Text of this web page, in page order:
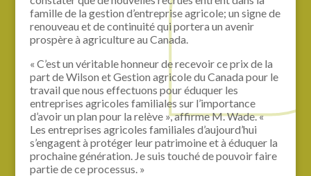
famille de la gestion d’entreprise agricole; un signe de
renouveau et de continuité qui portera un avenir
prospère à agriculture au Canada.
« C’est un véritable honneur de recevoir ce prix de la
part de Wilson et Gestion agricole du Canada pour le
travail que nous effectuons pour éduquer les
entreprises agricoles familiales sur l’importance
d’avoir un plan pour la relève », affirme M. Wade. «
Les entreprises agricoles familiales d’aujourd’hui
s’engagent à protéger leur patrimoine et à éduquer la
prochaine génération. Je suis touché de pouvoir faire
partie de ce processus. »